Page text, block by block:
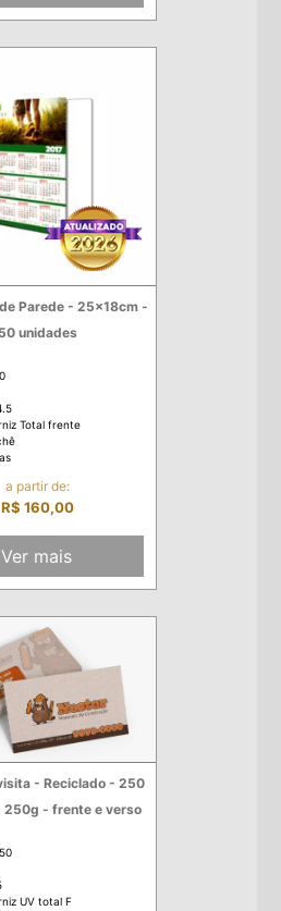
Parede - 25x18cm -
50 unidades
Total frente
a partir de:
R$ 160,00
Ver mais
- Reciclado - 250
250g - frente e verso
UV total F